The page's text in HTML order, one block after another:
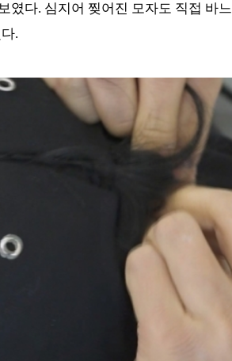
였다. 심지어 찢어진 모자도 직접 바느
.